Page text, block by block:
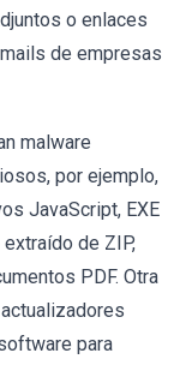
o enlaces
de empresas
malware
por ejemplo,
JavaScript, EXE
de ZIP,
PDF. Otra
para